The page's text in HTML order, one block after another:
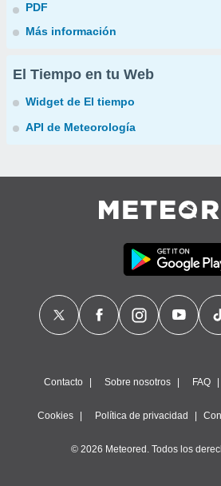
PDF
Más información
El Tiempo en tu Web
Widget de El tiempo
API de Meteorología
Contacto Sobre nosotros FAQ
Cookies Política de privacidad
© 2026 Meteored. Todos los